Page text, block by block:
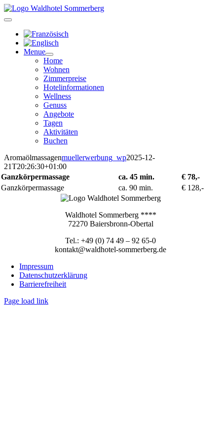
Zum
Inhalt
Menue
Home
Wohnen
Zimmerpreise
Hotelinformationen
Wellness
Genuss
Angebote
Tagen
Aktivitäten
Buchen
Aromaölmassagenmuellerwerbung_wp2025-12-
21T20:26:30+01:00
Ganzkörpermassage
ca. 45 min.
€ 78,-
Ganzkörpermassage
ca. 90 min. € 128,-
Waldhotel Sommerberg ****
72270 Baiersbronn-Obertal
Tel.: +49 (0) 74 49 – 92 65-0
kontakt@waldhotel-sommerberg.de
Impressum
Datenschutzerklärung
Barrierefreiheit
Page load link